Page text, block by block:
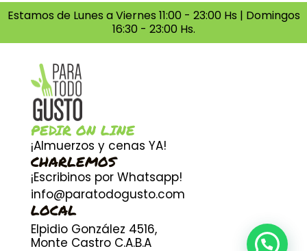
Estamos de Lunes a Viernes 11:00 - 23:00 Hs | Domingos
16:30 - 23:00 Hs.
PEDIR ON LINE
¡Almuerzos y cenas YA!
CHARLEMOS
¡Escribinos por Whatsapp!
info@paratodogusto.com
LOCAL
Elpidio González 4516,
Monte Castro C.A.B.A